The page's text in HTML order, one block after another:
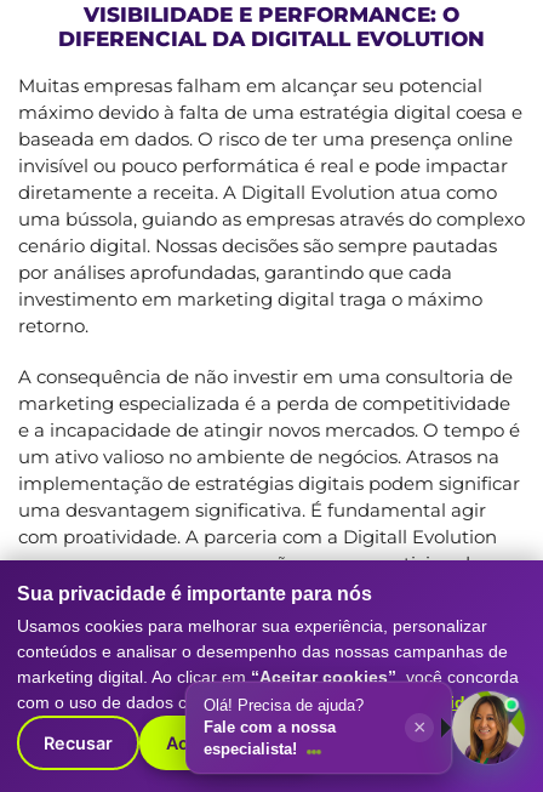
VISIBILIDADE E PERFORMANCE: O
DIFERENCIAL DA DIGITALL EVOLUTION
Muitas empresas falham em alcançar seu potencial
máximo devido à falta de uma estratégia digital coesa e
baseada em dados. O risco de ter uma presença online
invisível ou pouco performática é real e pode impactar
diretamente a receita. A Digitall Evolution atua como
uma bússola, guiando as empresas através do complexo
cenário digital. Nossas decisões são sempre pautadas
por análises aprofundadas, garantindo que cada
investimento em marketing digital traga o máximo
retorno.
A consequência de não investir em uma consultoria de
marketing especializada é a perda de competitividade
e a incapacidade de atingir novos mercados. O tempo é
um ativo valioso no ambiente de negócios. Atrasos na
implementação de estratégias digitais podem significar
uma desvantagem significativa. É fundamental agir
com proatividade. A parceria com a Digitall Evolution
assegura que sua empresa não apenas participe do
mercado digital, mas que o domine, com estratégias
que geram crescimento escalável.
CONFIANÇA, TRANSPARÊNCIA E
RESULTADOS MENSURÁVEIS
Acreditamos que a base de um relacionamento
duradouro com nossos clientes é a confiança e a
Sua privacidade é importante para nós
Usamos cookies para melhorar sua experiência, personalizar
conteúdos e analisar o desempenho das nossas campanhas de
marketing digital. Ao clicar em “Aceitar cookies” , você concorda
com o uso de dados conforme nossaPolítica de Privacidade.
Recusar Aceitar cookies
Olá! Precisa de ajuda?
Fale com a nossa
especialista!
×